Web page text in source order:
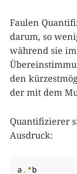
Faulen
darum, so
während sie
den
der mit dem
Quantifizierer
Ausdruck:
a.*b